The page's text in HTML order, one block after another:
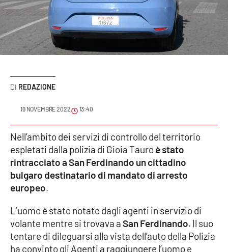
Sanità
Sport
Cultura
Podcast
Meteo
Editoriali
VIDEO
Ambiente
Cronaca
Cultura
REDAZIONE
19 NOVEMBRE 2022 13:40
Nell’ambito dei servizi di controllo del territorio
espletati dalla polizia di Gioia Tauroè stato
rintracciato a San Ferdinando un cittadino
bulgaro destinatario di mandato di arresto
europeo.
L’uomo è stato notato dagli agenti in servizio di
volante mentre si trovava aSan Ferdinando. Il suo
tentare di dileguarsi alla vista dell’auto della Polizia
ha convinto gli Agenti a raggiungere l’uomo e